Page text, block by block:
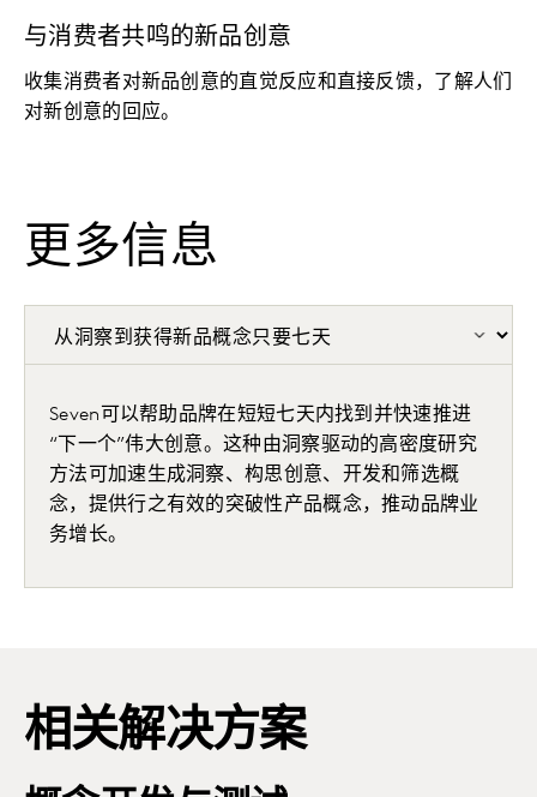
与消费者共鸣的新品创意
收集消费者对新品创意的直觉反应和直接反馈，了解人们
对新创意的回应。
更多信息
Seven可以帮助品牌在短短七天内找到并快速推进
“下一个”伟大创意。这种由洞察驱动的高密度研究
方法可加速生成洞察、构思创意、开发和筛选概
念，提供行之有效的突破性产品概念，推动品牌业
务增长。
相关解决方案